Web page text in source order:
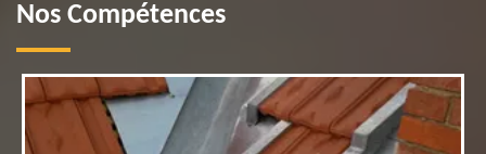
Nos Compétences